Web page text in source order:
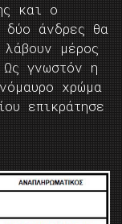
και ο
δύο άνδρες θα
μέρος
Ως γνωστόν η
χρώμα
επικράτησε